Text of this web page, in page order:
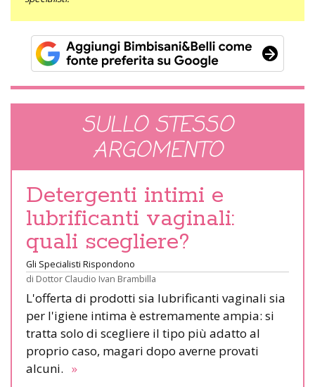
SULLO STESSO
ARGOMENTO
Detergenti intimi e
lubrificanti vaginali:
quali scegliere?
Gli Specialisti Rispondono
di Dottor Claudio Ivan Brambilla
L'offerta di prodotti sia lubrificanti vaginali sia
per l'igiene intima è estremamente ampia: si
tratta solo di scegliere il tipo più adatto al
proprio caso, magari dopo averne provati
alcuni. »